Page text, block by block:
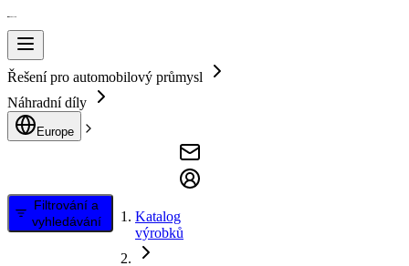
Řešení pro automobilový průmysl
Náhradní díly
Europe
Filtrování a
vyhledávání
Katalog
výrobků